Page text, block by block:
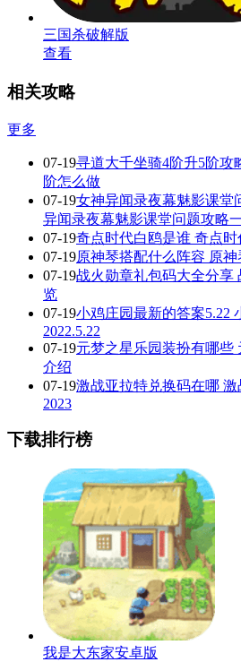
三国杀破解版
查看
相关攻略
更多
07-19寻道大千坐骑4阶升5阶攻
阶怎么做
07-19女神异闻录夜幕魅影课堂
异闻录夜幕魅影课堂问题攻略
07-19奇点时代白鸥是谁 奇点时
07-19原神琴搭配什么阵容 原
07-19战火勋章礼包码大全分享
览
07-19小鸡庄园最新的答案5.22
2022.5.22
07-19元梦之星乐园装扮有哪些
介绍
07-19激战亚拉特兑换码在哪
2023
下载排行榜
我是大东家安卓版